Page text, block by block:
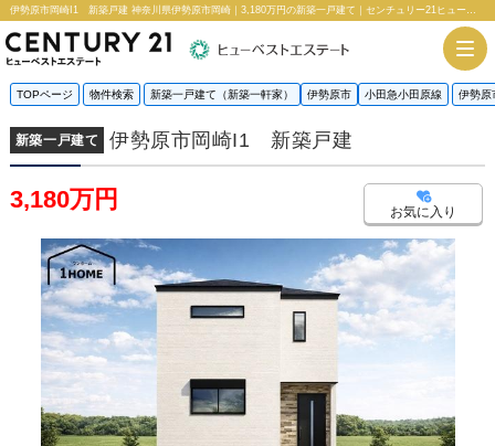
伊勢原市岡崎I1 新築戸建 神奈川県伊勢原市岡崎｜3,180万円の新築一戸建て｜センチュリー21ヒューベストエステート
TOPページ 物件検索 新築一戸建て（新築一軒家） 伊勢原市 小田急小田原線 伊勢
新築一戸建て 伊勢原市岡崎I1 新築戸建
3,180万円 お気に入り